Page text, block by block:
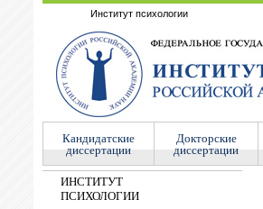
Институт психологии
Кандидатские
диссертации
Докторские
диссертации
ИНСТИТУТ
ПСИХОЛОГИИ